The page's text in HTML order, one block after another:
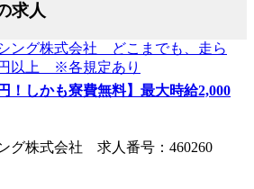
求人
！しかも寮費無料】最大時給2,000
グ株式会社 求人番号：460260